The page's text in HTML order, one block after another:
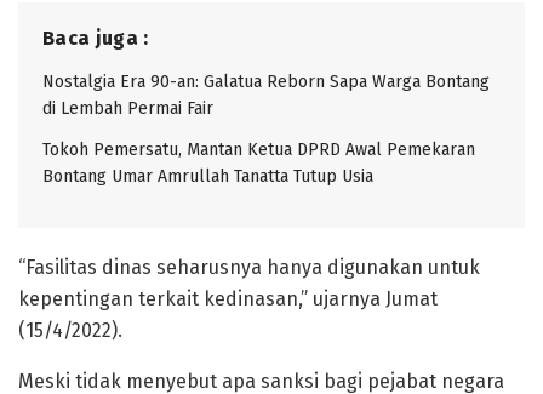
Baca juga :
Nostalgia Era 90-an: Galatua Reborn Sapa Warga Bontang
di Lembah Permai Fair
Tokoh Pemersatu, Mantan Ketua DPRD Awal Pemekaran
Bontang Umar Amrullah Tanatta Tutup Usia
“Fasilitas dinas seharusnya hanya digunakan untuk
kepentingan terkait kedinasan,” ujarnya Jumat
(15/4/2022).
Meski tidak menyebut apa sanksi bagi pejabat negara